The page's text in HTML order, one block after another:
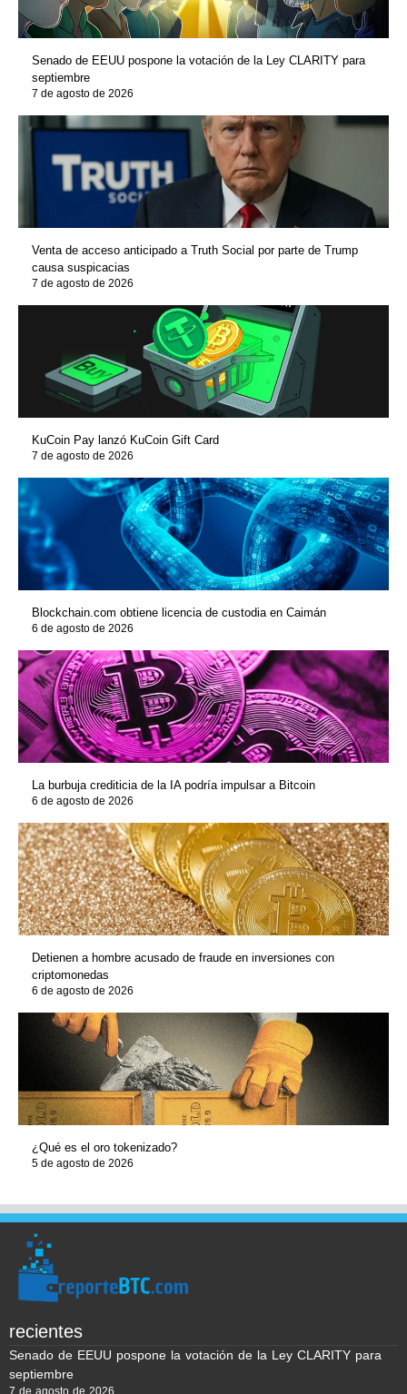
Senado de EEUU pospone la votación de la Ley CLARITY para
septiembre
7 de agosto de 2026
Venta de acceso anticipado a Truth Social por parte de Trump
causa suspicacias
7 de agosto de 2026
KuCoin Pay lanzó KuCoin Gift Card
7 de agosto de 2026
Blockchain.com obtiene licencia de custodia en Caimán
6 de agosto de 2026
La burbuja crediticia de la IA podría impulsar a Bitcoin
6 de agosto de 2026
Detienen a hombre acusado de fraude en inversiones con
criptomonedas
6 de agosto de 2026
¿Qué es el oro tokenizado?
5 de agosto de 2026
recientes
Senado de EEUU pospone la votación de la Ley CLARITY para
septiembre